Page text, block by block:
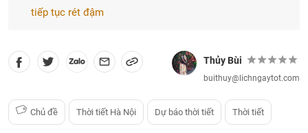
tiếp tục rét đậm
Thủy Bùi
buithuy@lichngaytot.com
Chủ đề Thời tiết Hà Nội Dự báo thời tiết Thời tiết